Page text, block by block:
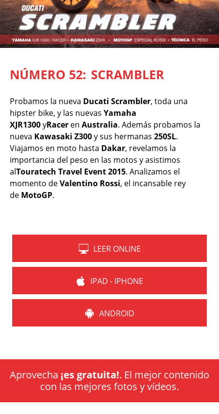
NÚMERO 52: SCRAMBLER
Probamos la nueva Ducati Scrambler, toda una
hipster bike, y las nuevas Yamaha
XJR1300yRacer en Australia. Además probamos la
nueva Kawasaki Z300y sus hermanas 250SL.
Viajamos en moto hasta Dakar, revelamos la
importancia del peso en las motos y asistimos
alTouratech Travel Event 2015. Analizamos el
momento deValentino Rossi, el incansable rey
de MotoGP.
LEER ONLINE
IPAD - IPHONE
ANDROID
Aprovecha ¡es gratuita!. El mejor contenido
con las mejores fotos y vídeos.